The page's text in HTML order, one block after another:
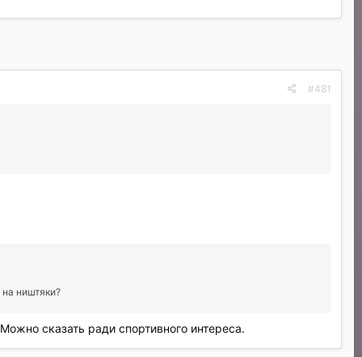
#481
ништяки?
сказать ради спортивного интереса.